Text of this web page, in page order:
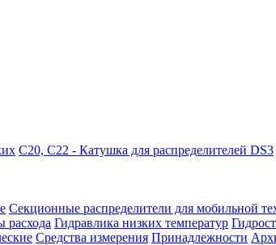
C20, C22 - Катушка для распределителей DS3
Секционные распределители для мобильной
расхода Гидравлика низких температур
Средства измерения Принадлежности